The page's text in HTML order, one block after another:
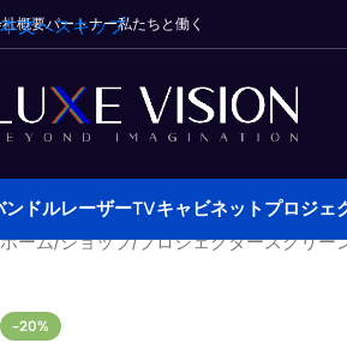
本文へスキップ
概要パートナー私たちと働く
ンドルレーザーTVキャビネット プロジェ
ホーム/ショップ/プロジェクタースクリー
-20%